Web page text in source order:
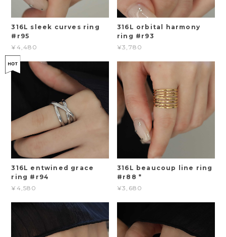
316L sleek curves ring
#r95
¥4,480
316L orbital harmony
ring #r93
¥3,780
316L entwined grace
ring #r94
¥4,580
316L beaucoup line ring
#r88 *
¥3,680